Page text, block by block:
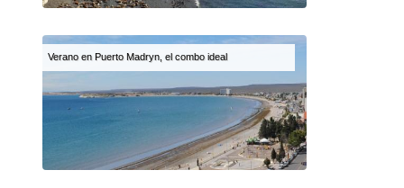
Verano en Puerto Madryn, el combo ideal